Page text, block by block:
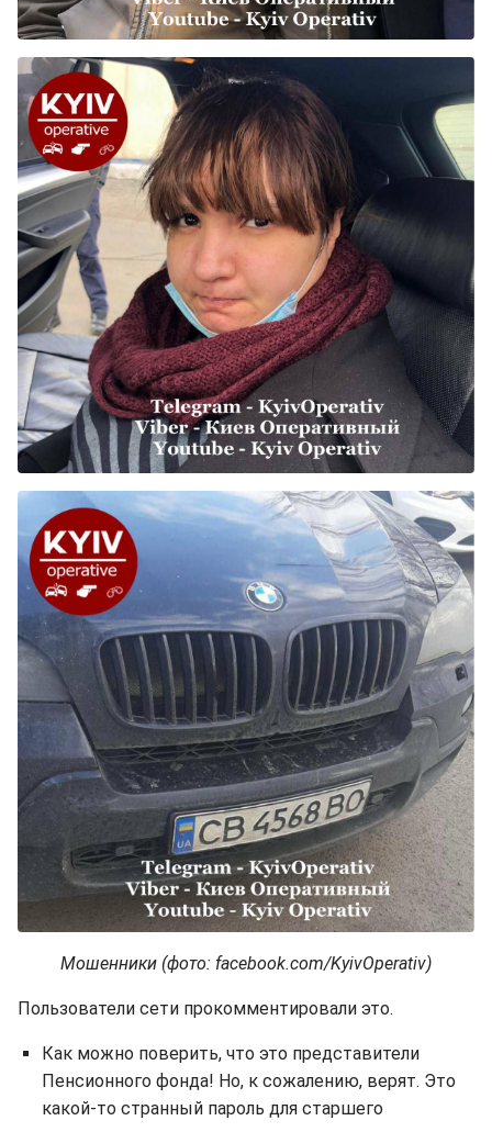
Мошенники (фото: facebook.com/KyivOperativ)
Пользователи сети прокомментировали это.
Как можно поверить, что это представители
Пенсионного фонда! Но, к сожалению, верят. Это
какой-то странный пароль для старшего